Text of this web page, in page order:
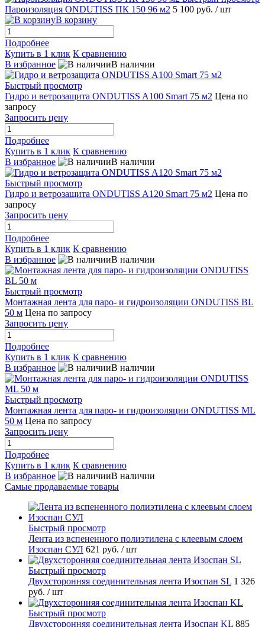
Пароизоляция ONDUTISS ПК 150 96 м2 5 100 руб. / шт
В корзину
Подробнее
Купить в 1 клик К сравнению
В избранное
В наличии
Быстрый просмотр
Гидро и ветрозащита ONDUTISS A100 Smart 75 м2 Цена по
запросу
Запросить цену
Подробнее
Купить в 1 клик К сравнению
В избранное
В наличии
Быстрый просмотр
Гидро и ветрозащита ONDUTISS A120 Smart 75 м2 Цена по
запросу
Запросить цену
Подробнее
Купить в 1 клик К сравнению
В избранное
В наличии
Быстрый просмотр
Монтажная лента для паро- и гидроизоляции ONDUTISS BL
50 м Цена по запросу
Запросить цену
Подробнее
Купить в 1 клик К сравнению
В избранное
В наличии
Быстрый просмотр
Монтажная лента для паро- и гидроизоляции ONDUTISS ML
50 м Цена по запросу
Запросить цену
Подробнее
Купить в 1 клик К сравнению
В избранное
В наличии
Самые продаваемые товары
Быстрый просмотр
Лента из вспененного полиэтилена с клеевым слоем
Изоспан СУЛ 621 руб. / шт
Быстрый просмотр
Двухсторонняя соединительная лента Изоспан SL 1 326
руб. / шт
Быстрый просмотр
Двухсторонняя соединительная лента Изоспан KL 885